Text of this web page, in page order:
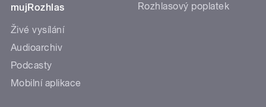
mujRozhlas
Živé vysílání
Audioarchiv
Podcasty
Mobilní aplikace
Rozhlasový poplatek